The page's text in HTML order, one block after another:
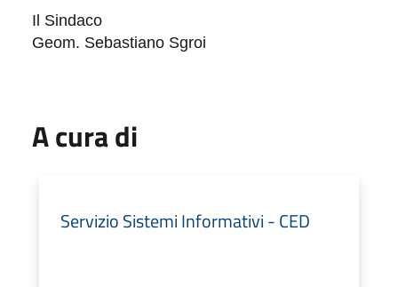
Il Sindaco
Geom. Sebastiano Sgroi
A cura di
Servizio Sistemi Informativi - CED